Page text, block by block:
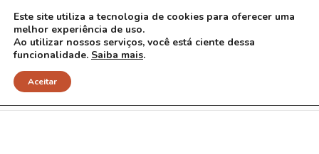
Arquivo para Tag: metilfenidato
Este site utiliza a tecnologia de cookies para oferecer uma
melhor experiência de uso.
Ao utilizar nossos serviços, você está ciente dessa
funcionalidade. Saiba mais.
Aceitar